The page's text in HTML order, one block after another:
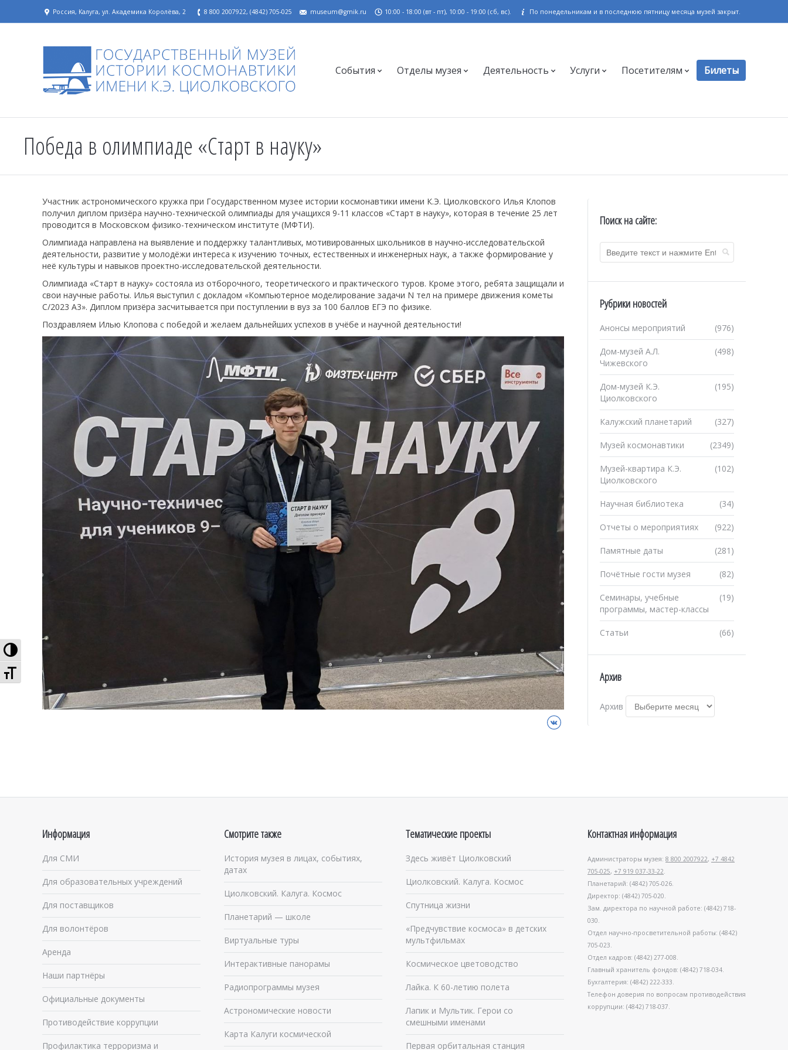
Высокая контрастность
Увеличенный шрифт
Россия, Калуга, ул. Академика Королёва, 2 8 800 2007922, (4842) 705-025 museum@gmik.ru 10:00 - 18:00 (вт - пт), 10:00 - 19:00 (сб, вс). По понедельникам и в последнюю пятницу месяца музей закрыт.
События Отделы музея Деятельность Услуги Посетителям Билеты
Победа в олимпиаде «Старт в науку»
Участник астрономического кружка при Государственном музее истории космонавтики имени К.Э. Циолковского Илья Клопов
получил диплом призёра научно-технической олимпиады для учащихся 9-11 классов «Старт в науку», которая в течение 25 лет
проводится в Московском физико-техническом институте (МФТИ).
Олимпиада направлена на выявление и поддержку талантливых, мотивированных школьников в научно-исследовательской
деятельности, развитие у молодёжи интереса к изучению точных, естественных и инженерных наук, а также формирование у
неё культуры и навыков проектно-исследовательской деятельности.
Олимпиада «Старт в науку» состояла из отборочного, теоретического и практического туров. Кроме этого, ребята защищали и
свои научные работы. Илья выступил с докладом «Компьютерное моделирование задачи N тел на примере движения кометы
C/2023 A3». Диплом призёра засчитывается при поступлении в вуз за 100 баллов ЕГЭ по физике.
Поздравляем Илью Клопова с победой и желаем дальнейших успехов в учёбе и научной деятельности!
ВКонтакте
Поиск на сайте:
Рубрики новостей
(976)
Анонсы мероприятий
(498)
Дом-музей А.Л.
Чижевского
(195)
Дом-музей К.Э.
Циолковского
(327)
Калужский планетарий
(2349)
Музей космонавтики
(102)
Музей-квартира К.Э.
Циолковского
(34)
Научная библиотека
(922)
Отчеты о мероприятиях
(281)
Памятные даты
(82)
Почётные гости музея
(19)
Семинары, учебные
программы, мастер-классы
(66)
Статьи
Архив
Архив
Информация
Для СМИ
Для образовательных учреждений
Для поставщиков
Для волонтёров
Аренда
Наши партнёры
Официальные документы
Противодействие коррупции
Профилактика терроризма и
Смотрите также
История музея в лицах, событиях,
датах
Циолковский. Калуга. Космос
Планетарий — школе
Виртуальные туры
Интерактивные панорамы
Радиопрограммы музея
Астрономические новости
Карта Калуги космической
Тематические проекты
Здесь живёт Циолковский
Циолковский. Калуга. Космос
Спутница жизни
«Предчувствие космоса» в детских
мультфильмах
Космическое цветоводство
Лайка. К 60-летию полета
Лапик и Мультик. Герои со
смешными именами
Первая орбитальная станция
Контактная информация
Администраторы музея: 8 800 2007922, +7 4842
705-025, +7 919 037-33-22.
Планетарий: (4842) 705-026.
Директор: (4842) 705-020.
Зам. директора по научной работе: (4842) 718-
030.
Отдел научно-просветительной работы: (4842)
705-023.
Отдел кадров: (4842) 277-008.
Главный хранитель фондов: (4842) 718-034.
Бухгалтерия: (4842) 222-333.
Телефон доверия по вопросам противодействия
коррупции: (4842) 718-037.